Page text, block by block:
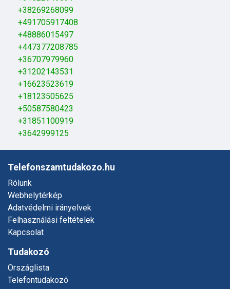
+38269268099
+491705917408
+48886015497
+447377208785
+36707979960
+31202143531
+16623523619
+18123505625
+50587580423
+31851100919
+3642999125
Telefonszamtudakozo.hu
Rólunk
Webhelytérkép
Adatvédelmi irányelvek
Felhasználási feltételek
Kapcsolat
Tudakozó
Országlista
Telefontudakozó